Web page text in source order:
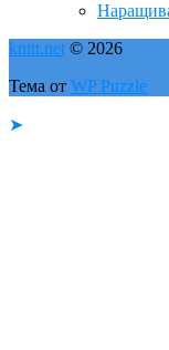
knitt.net © 2026
Тема от WP Puzzle
➤